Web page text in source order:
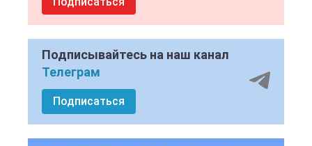
Подписывайтесь на наш канал
Телеграм
Подписаться